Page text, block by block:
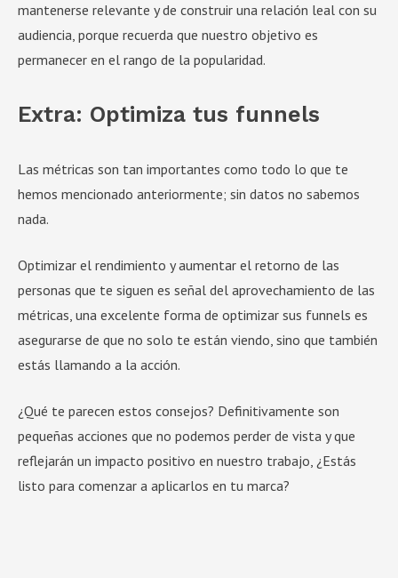
mantenerse relevante y de construir una relación leal con su
audiencia, porque recuerda que nuestro objetivo es
permanecer en el rango de la popularidad.
Extra: Optimiza tus funnels
Las métricas son tan importantes como todo lo que te
hemos mencionado anteriormente; sin datos no sabemos
nada.
Optimizar el rendimiento y aumentar el retorno de las
personas que te siguen es señal del aprovechamiento de las
métricas, una excelente forma de optimizar sus funnels es
asegurarse de que no solo te están viendo, sino que también
estás llamando a la acción.
¿Qué te parecen estos consejos? Definitivamente son
pequeñas acciones que no podemos perder de vista y que
reflejarán un impacto positivo en nuestro trabajo, ¿Estás
listo para comenzar a aplicarlos en tu marca?